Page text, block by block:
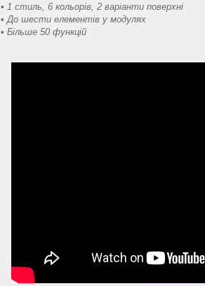
• 1 стиль, 6 кольорів, 2 варіанти поверхні
• До шести елементів у модулях
• Більше 50 функцій